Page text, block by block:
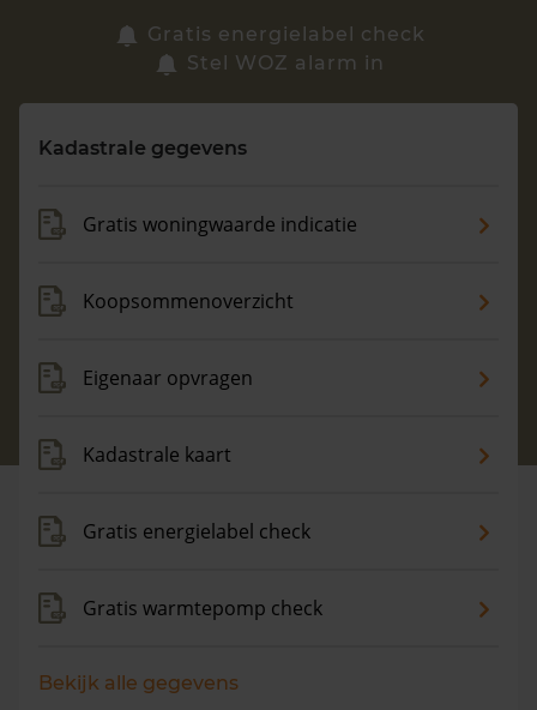
Zoek een woning
Maandag t/m vrijdag - 08:00 -18:00
Gratis energielabel check
Stel WOZ alarm in
Kadastrale gegevens
Gratis woningwaarde indicatie
Koopsommenoverzicht
Eigenaar opvragen
Kadastrale kaart
Gratis energielabel check
Gratis warmtepomp check
Bekijk alle gegevens